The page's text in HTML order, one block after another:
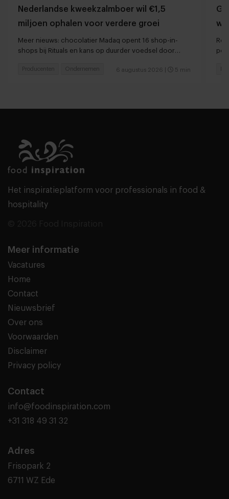
Nederlandse kweekzalmboer wil €1,5
miljoen ophalen voor verdere groei
Meer nieuws: chocolatier Madaq opent 16 shop-in-
shops bij Rituals en kans op duurder voedsel door
6 augustus 2026 5 min
Producenten Ondernemen
per
Het inspiratieplatform voor professionals in food &
hospitality
Meer informatie
Vacatures
Home
Contact
Nieuwsbrief
Over ons
Voorwaarden
Disclaimer
Privacy policy
Contact
info@foodinspiration.com
+31 318 49 31 32
Adres
Frisopark 2
6711 WZ Ede